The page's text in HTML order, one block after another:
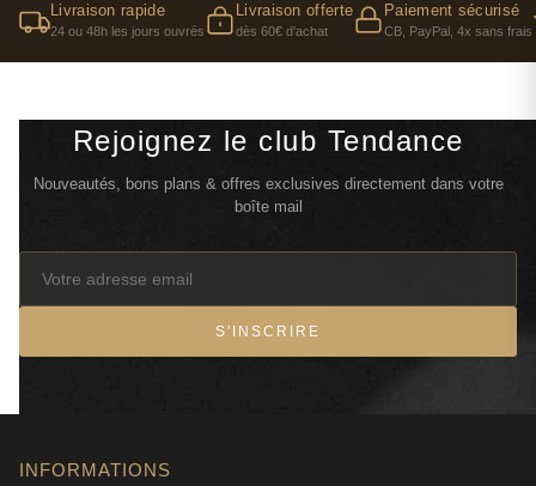
Livraison rapide
24 ou 48h les jours ouvrés
Livraison offerte
dès 60€ d'achat
Paiement sécurisé
CB, PayPal, 4x sans frais
Rejoignez le club Tendance
Nouveautés, bons plans & offres exclusives directement dans votre
boîte mail
S'INSCRIRE
INFORMATIONS